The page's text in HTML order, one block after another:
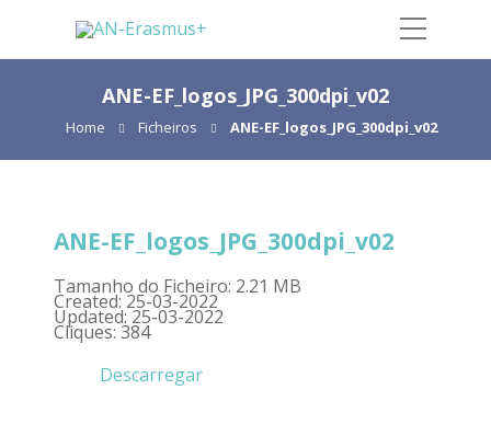
ANE-EF_logos_JPG_300dpi_v02
Home Ficheiros ANE-EF_logos_JPG_300dpi_v02
ANE-EF_logos_JPG_300dpi_v02
Tamanho do Ficheiro: 2.21 MB
Created: 25-03-2022
Updated: 25-03-2022
Cliques: 384
Descarregar